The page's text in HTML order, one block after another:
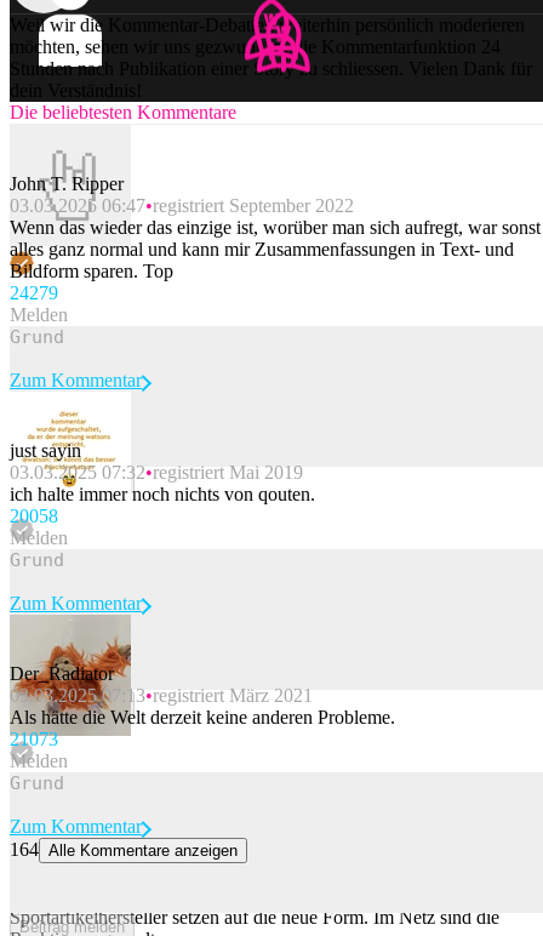
Weil wir die Kommentar-Debatten weiterhin persönlich moderieren
möchten, sehen wir uns gezwungen, die Kommentarfunktion 24
Stunden nach Publikation einer Story zu schliessen. Vielen Dank für
dein Verständnis!
Die beliebtesten Kommentare
John T. Ripper
03.03.2025 06:47 registriert September 2022
Wenn das wieder das einzige ist, worüber man sich aufregt, war sonst
alles ganz normal und kann mir Zusammenfassungen in Text- und
Bildform sparen. Top
24279
Melden
Beitrag melden
Zum Kommentar
just sayin
03.03.2025 07:32 registriert Mai 2019
ich halte immer noch nichts von qouten.
20058
Melden
Beitrag melden
Zum Kommentar
Der_Radiator
03.03.2025 07:13 registriert März 2021
Als hätte die Welt derzeit keine anderen Probleme.
21073
Melden
Beitrag melden
Zum Kommentar
164 Alle Kommentare anzeigen
Sportartikelhersteller setzen auf die neue Form. Im Netz sind die